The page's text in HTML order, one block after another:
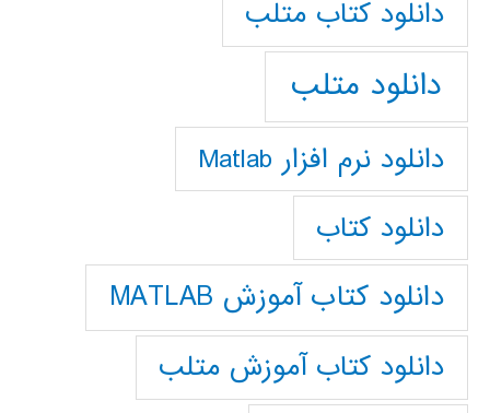
دانلود كتاب متلب
دانلود متلب
دانلود نرم افزار Matlab
دانلود کتاب
دانلود کتاب آموزش MATLAB
دانلود کتاب آموزش متلب